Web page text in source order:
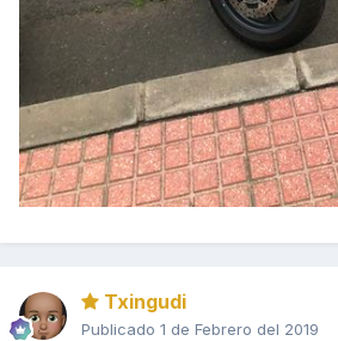
Txingudi
Publicado 1 de Febrero del 2019